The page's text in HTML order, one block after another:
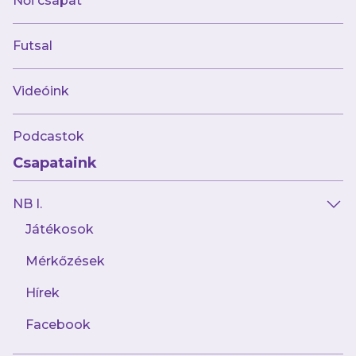
Futsal
Videóink
Podcastok
Csapataink
NB I.
Játékosok
Mérkőzések
Hírek
Facebook
könnyű feladat a felkészülési időszak közepén,
Oroszi Sándorék nem vettek vissza a
első félidőben kétgólos hátrányba került.
Szünetben négyet is cseréltünk, a mérkőzés
utolsó 20 percben újabb gólt szerzett a
Csíkszereda. Erre a visszatérő Szalontai